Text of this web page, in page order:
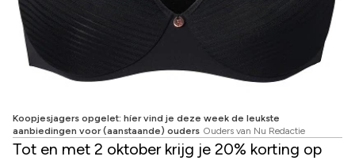
Koopjesjagers opgelet: híer vind je deze week de leukste
aanbiedingen voor (aanstaande) ouders Ouders van Nu Redactie
Tot en met 2 oktober krijg je 20% korting op